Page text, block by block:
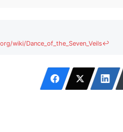
wiki/Dance_of_the_Seven_Veils↩